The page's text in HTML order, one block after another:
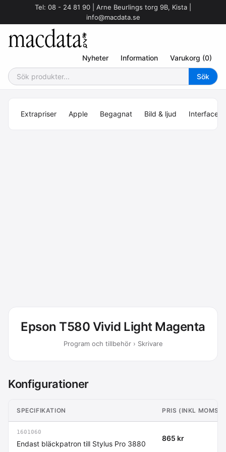
Tel: 08 - 24 81 90 | Arne Beurlings torg 9B, Kista |
info@macdata.se
Nyheter Information Varukorg (0)
Extrapriser Apple Begagnat Bild & ljud Interface
Epson T580 Vivid Light Magenta
Program och tillbehör › Skrivare
Konfigurationer
SPECIFIKATION PRIS (INKL MOMS)
1601060
Endast bläckpatron till Stylus Pro 3880
865 kr